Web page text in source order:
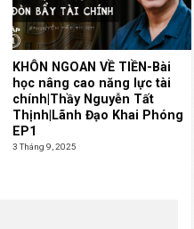
KHÔN NGOAN VỀ TIỀN-Bài
học nâng cao năng lực tài
chính|Thầy Nguyễn Tất
Thịnh|Lãnh Đạo Khai Phóng
EP1
3 Tháng 9, 2025